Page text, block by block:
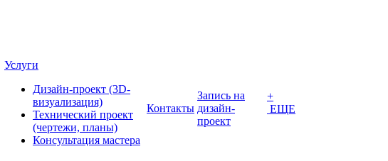
Услуги
Дизайн-проект (3D-
визуализация)
Технический проект
(чертежи, планы)
Консультация мастера
Контакты
Запись на
дизайн-
проект
+
ЕЩЕ